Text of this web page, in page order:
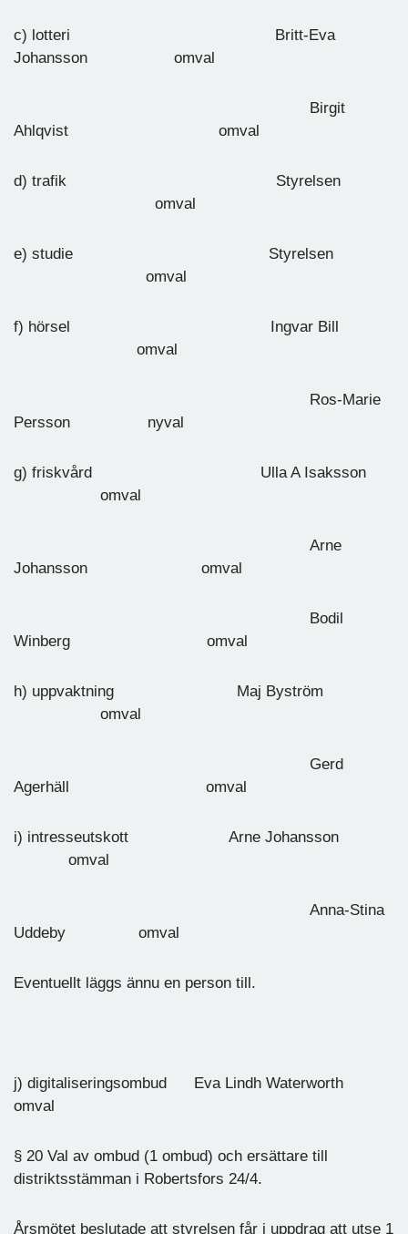
c) lotteri Britt-Eva
Johansson omval
Birgit
Ahlqvist omval
d) trafik Styrelsen
omval
e) studie Styrelsen
omval
f) hörsel Ingvar Bill
omval
Ros-Marie
Persson nyval
g) friskvård Ulla A Isaksson
omval
Arne
Johansson omval
Bodil
Winberg omval
h) uppvaktning Maj Byström
omval
Gerd
Agerhäll omval
i) intresseutskott Arne Johansson
omval
Anna-Stina
Uddeby omval
Eventuellt läggs ännu en person till.
j) digitaliseringsombud Eva Lindh Waterworth
omval
§ 20 Val av ombud (1 ombud) och ersättare till
distriktsstämman i Robertsfors 24/4.
Årsmötet beslutade att styrelsen får i uppdrag att utse 1